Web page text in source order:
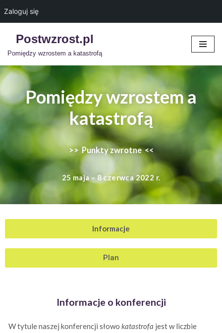
Zaloguj się
Przejdź
treści
Postwzrost.pl
Pomiędzy wzrostem a katastrofą
Pomiędzy wzrostem a
katastrofą
>> Punkty zwrotne <<
25 maja – 8 czerwca2022 r.
Informacje
Plan
Informacje o konferencji
W tytule naszej konferencji słowo katastrofa jest w liczbie